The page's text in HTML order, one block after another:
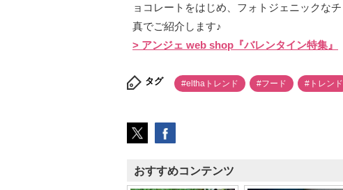
ョコレートをはじめ、フォトジェニックな
真でご紹介します♪
> アンジェ web shop『バレンタイン特集』
タグ #elthaトレンド #フード #トレンド
おすすめコンテンツ